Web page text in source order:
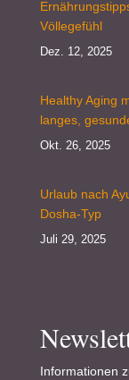
Völlegefühl
Dez. 12, 2025
Healthy Aging
langes,
Okt. 26, 2025
Urlaub nach
Dosha-Typ
Juli 29, 2025
Informationen